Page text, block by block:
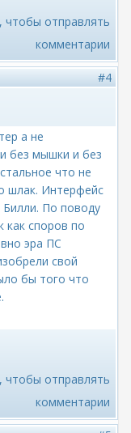
, чтобы отправлять
комментарии
#4
а не
без мышки и без
что не
шлак. Интерфейс
Билли. По поводу
как споров по
эра ПС
свой
бы того что
, чтобы отправлять
комментарии